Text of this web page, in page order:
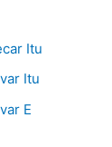
Itu
Itu
E